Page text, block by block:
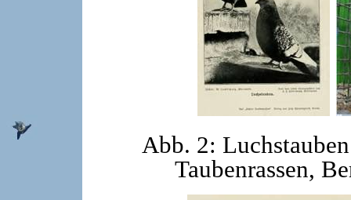
Abb. 2:
Taubenrassen,